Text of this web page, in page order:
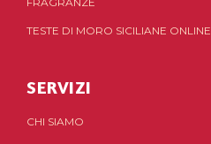
TESTE DI MORO SICILIANE ONLINE
SERVIZI
CHI SIAMO